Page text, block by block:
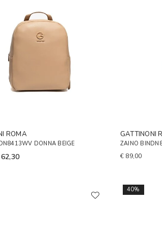
ROMA
DONNA BEIGE
GATTINONI
ZAINO
€ 89,00
40%